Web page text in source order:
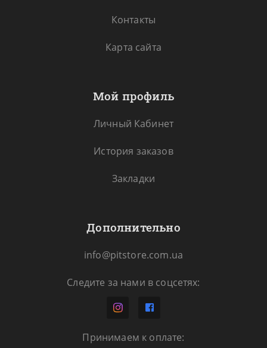
Контакты
Карта сайта
Мой профиль
Личный Кабинет
История заказов
Закладки
Дополнительно
info@pitstore.com.ua
Следите за нами в соцсетях:
Принимаем к оплате: